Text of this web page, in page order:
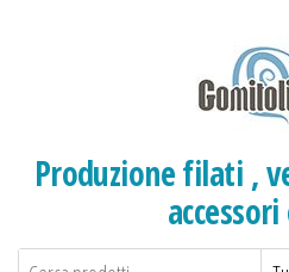
Produzione filati ,